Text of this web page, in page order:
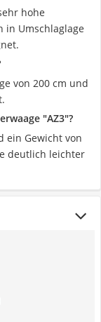
hohe
in Umschlaglage
von 200 cm und
"AZ3"?
ein Gewicht von
deutlich leichter